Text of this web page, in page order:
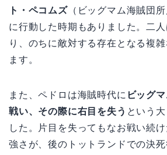
ト・ペコムズ（ビッグマム海賊団
に行動した時期もありました。二
り、のちに敵対する存在となる複
ます。
また、ペドロは海賊時代に ビッグ
戦い、その際に右目を失う という
した。片目を失ってもなお戦い続
強さが、後のトットランドでの決